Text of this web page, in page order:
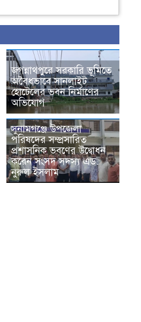
জগন্নাথপুরে সরকারি ভূমিতে
অবৈধভাবে সানলাইট
হোটেলের ভবন নির্মাণের
অভিযোগ
সুনামগঞ্জে উপজেলা
পরিষদের সম্প্রসারিত
প্রশাসনিক ভবণের উদ্বোধন
করেন সংসদ সদস্য এড.
নুরুল ইসলাম